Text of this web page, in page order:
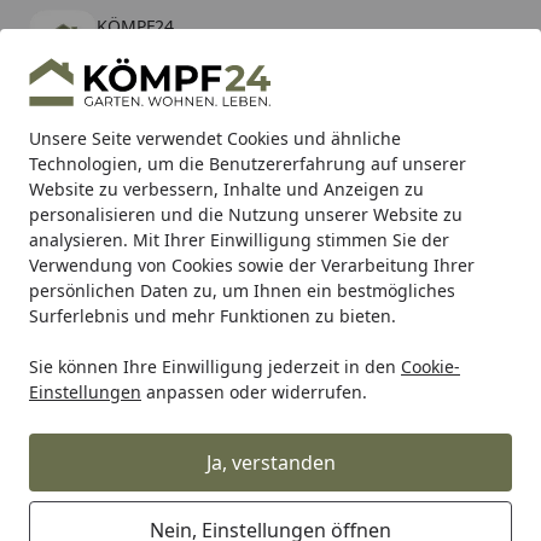
Unsere Seite verwendet Cookies und ähnliche
Technologien, um die Benutzererfahrung auf unserer
Website zu verbessern, Inhalte und Anzeigen zu
personalisieren und die Nutzung unserer Website zu
analysieren. Mit Ihrer Einwilligung stimmen Sie der
Verwendung von Cookies sowie der Verarbeitung Ihrer
persönlichen Daten zu, um Ihnen ein bestmögliches
Surferlebnis und mehr Funktionen zu bieten.
Sie können Ihre Einwilligung jederzeit in den Cookie-
Einstellungen anpassen oder widerrufen.
Ja, verstanden
Nein, Einstellungen öffnen
KÖMPF24
kostenlos - Im App Store
Hotline
Alle Produkte
Mein Konto
Suchen
Karibu Pools inkl. gratis Sandfilteranlage & Pool-
Starterset (Gesamtwert bis 468,99€)
Startseite
Metabo Metabo Maschinen Metabo Trennen &
Metabo Winkelschleifer WEV 850-